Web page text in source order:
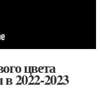
цвета
2022-2023